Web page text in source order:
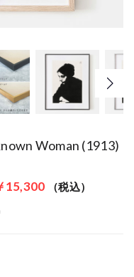
Woman (1913)
15,300 （税込）